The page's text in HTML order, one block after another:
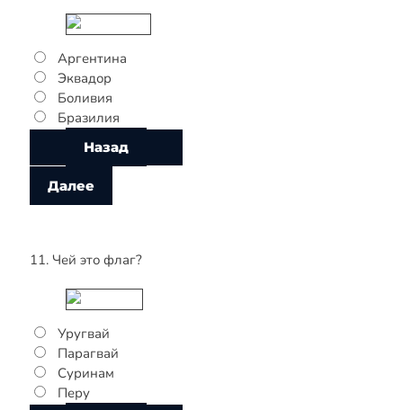
Аргентина
Эквадор
Боливия
Бразилия
11. Чей это флаг?
Уругвай
Парагвай
Суринам
Перу